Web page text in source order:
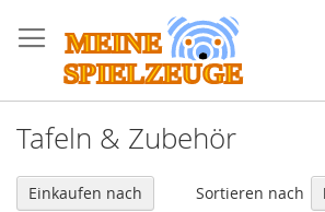
zum
Inhalt
Tafeln & Zubehör
Sortieren nach
Einkaufen nach